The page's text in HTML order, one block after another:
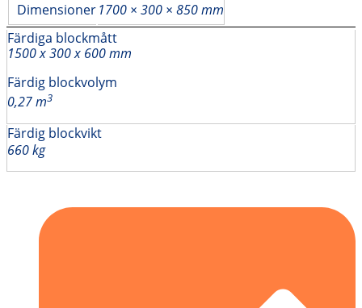
Dimensioner1700 × 300 × 850 mm
Färdiga blockmått
1500 x 300 x 600 mm
Färdig blockvolym
0,27 m3
Färdig blockvikt
660 kg